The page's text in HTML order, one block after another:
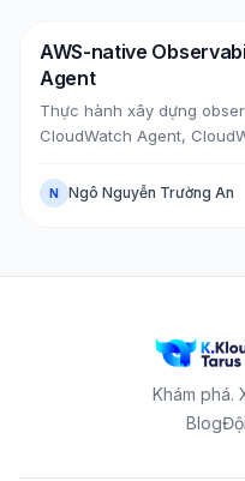
DevOps AWS
AWS-native
Agent
Thực hành xây dựng
CloudWatch Agent,
agent trên EC2 đã có sẵn
launch EC2 mới.
N Ngô Nguyễn Trường An
Khám phá.
Blog